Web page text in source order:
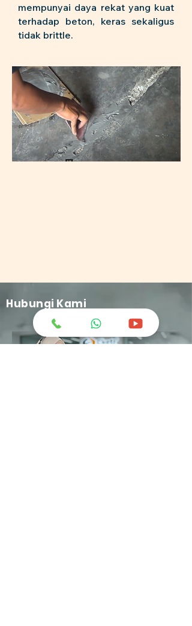
mempunyai daya rekat yang kuat
terhadap beton, keras sekaligus
tidak brittle.
Hubungi Kami